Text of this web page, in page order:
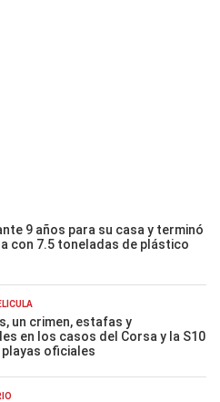
9 años para su casa y terminó
con 7.5 toneladas de plástico
un crimen, estafas y
en los casos del Corsa y la S10
oficiales